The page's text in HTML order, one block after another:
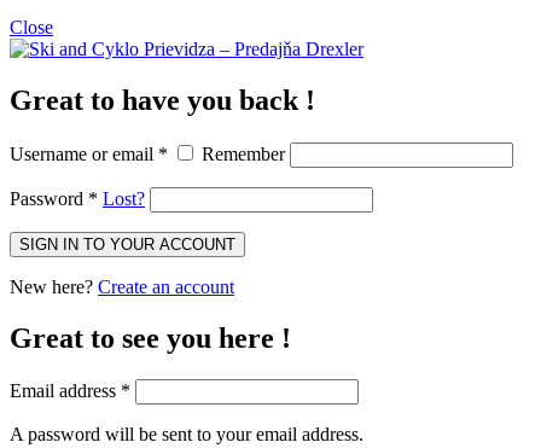
Close
Great to have you back !
Username or email * Remember
Password * Lost?
New here? Create an account
Great to see you here !
Email address *
A password will be sent to your email address.